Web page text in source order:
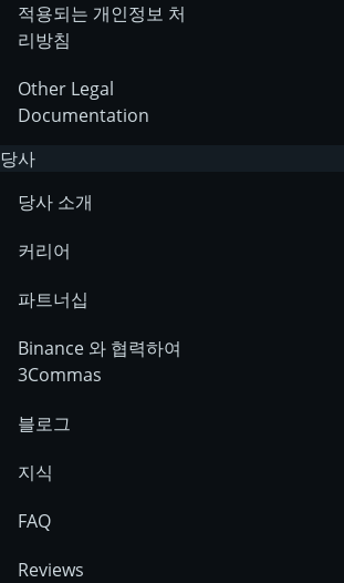
적용되는 개인정보 처
리방침
Other Legal
Documentation
당사
당사 소개
커리어
파트너십
Binance 와 협력하여
3Commas
블로그
지식
FAQ
Reviews